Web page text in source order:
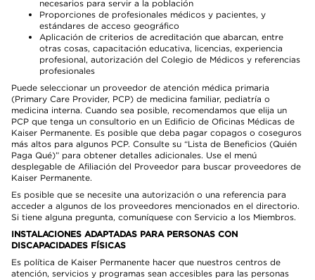
necesarios para servir a la población
Proporciones de profesionales médicos y pacientes, y
estándares de acceso geográfico
Aplicación de criterios de acreditación que abarcan, entre
otras cosas, capacitación educativa, licencias, experiencia
profesional, autorización del Colegio de Médicos y referencias
profesionales
Puede seleccionar un proveedor de atención médica primaria
(Primary Care Provider, PCP) de medicina familiar, pediatría o
medicina interna. Cuando sea posible, recomendamos que elija un
PCP que tenga un consultorio en un Edificio de Oficinas Médicas de
Kaiser Permanente. Es posible que deba pagar copagos o coseguros
más altos para algunos PCP. Consulte su “Lista de Beneficios (Quién
Paga Qué)” para obtener detalles adicionales. Use el menú
desplegable de Afiliación del Proveedor para buscar proveedores de
Kaiser Permanente.
Es posible que se necesite una autorización o una referencia para
acceder a algunos de los proveedores mencionados en el directorio.
Si tiene alguna pregunta, comuníquese con Servicio a los Miembros.
INSTALACIONES ADAPTADAS PARA PERSONAS CON
DISCAPACIDADES FÍSICAS
Es política de Kaiser Permanente hacer que nuestros centros de
atención, servicios y programas sean accesibles para las personas